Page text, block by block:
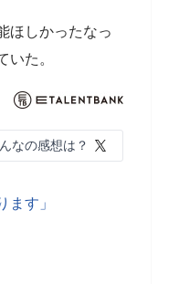
ほしかったなっ
た。
なの感想は？
す」